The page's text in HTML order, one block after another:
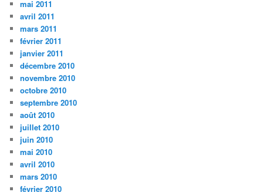
mai 2011
avril 2011
mars 2011
février 2011
janvier 2011
décembre 2010
novembre 2010
octobre 2010
septembre 2010
août 2010
juillet 2010
juin 2010
mai 2010
avril 2010
mars 2010
février 2010